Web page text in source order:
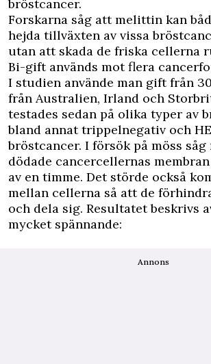
bröstcancer.
Forskarna såg att melittin kan
hejda tillväxten av vissa
utan att skada de friska cellerna
Bi-gift används mot flera
I studien använde man gift från
från Australien, Irland och
testades sedan på olika typer av
bland annat trippelnegativ och
bröstcancer. I försök på möss
dödade cancercellernas
av en timme. Det störde också
mellan cellerna så att de
och dela sig. Resultatet beskrivs
mycket spännande:
Annons